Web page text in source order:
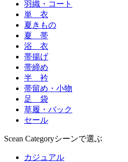
羽織・コート
単 衣
夏きもの
夏 帯
浴 衣
帯揚げ
帯締め
半 衿
帯留め・小物
足 袋
草履・バック
セール
Scean Categoryシーンで選ぶ
カジュアル